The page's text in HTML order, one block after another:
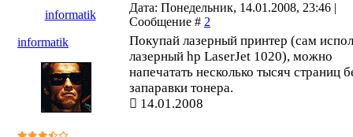
informatik
Дата: Понедельник, 14.01.2008, 23:46 |
Сообщение # 2
informatik
Покупай лазерный принтер (сам
лазерный hp LaserJet 1020), можно
напечатать несколько тысяч страниц
запаравки тонера.
14.01.2008